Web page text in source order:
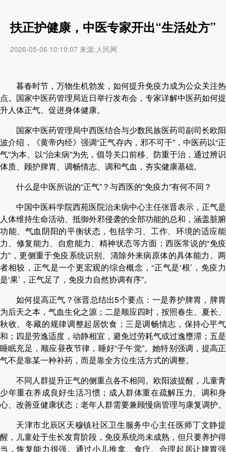
扶正护健康，中医专家开出“生活处方”
2026-05-06 10:19:07 来源:人民网
暮春时节，万物生机勃发，如何提升免疫力成为公众关注热
点。国家中医药管理局近日举行发布会，专家详解中医药如何提
升人体正气、促进身体健康。
国家中医药管理局中西医结合与少数民族医药司副司长欧阳
波介绍，《黄帝内经》强调“正气存内，邪不可干”，中医药以“正
气”为本、以“治未病”为先，倡导关口前移、防重于治，通过辨识
体质、顾护脾胃、调畅情志、调和气血，夯实健康基础。
什么是中医所说的“正气”？与西医的“免疫力”有何不同？
中国中医科学院西苑医院治未病中心主任张晋表示，正气是
人体维持生命活动、抵御外邪侵袭的全部功能的总和，涵盖脏腑
功能、气血阴阳的平衡状态，包括学习、工作、环境的适应能
力、修复能力、自愈能力、精神状态等方面；西医常说的“免疫
力”，更侧重于免疫系统识别、清除外来病原体的具体能力。两
者相较，正气是一个更宏观的综合概念，“正气是‘根’，免疫力
是‘果’，正气足了，免疫力自然协调有序”。
如何提高正气？张晋总结出5个要点：一是养护脾胃，脾胃
为后天之本，气血生化之源；二是顺应四时，按照春生、夏长、
秋收、冬藏的规律调整起居饮食；三是调畅情志，保持心平气
和；四是劳逸适度，动静相宜，避免过劳耗气或过逸壅滞；五是
睡眠充足，顺应昼夜节律，睡好“子午觉”。她特别强调，提高正
气不是靠某一种补药，而是靠全方位生活方式的调整。
不同人群提升正气的侧重点各不相同。欧阳波提醒，儿童青
少年重在养成良好生活习惯；成人群体重在疏解压力、调和身
心、改善亚健康状态；老年人群需要兼顾慢病管理与康复调护。
天津市北辰区天穆镇社区卫生服务中心主任医师丁文静提
醒，儿童处于生长发育阶段，免疫系统尚未成熟，但只要养护得
当，恢复能力很强。通过小儿推拿、食疗、合理起居让脾胃强